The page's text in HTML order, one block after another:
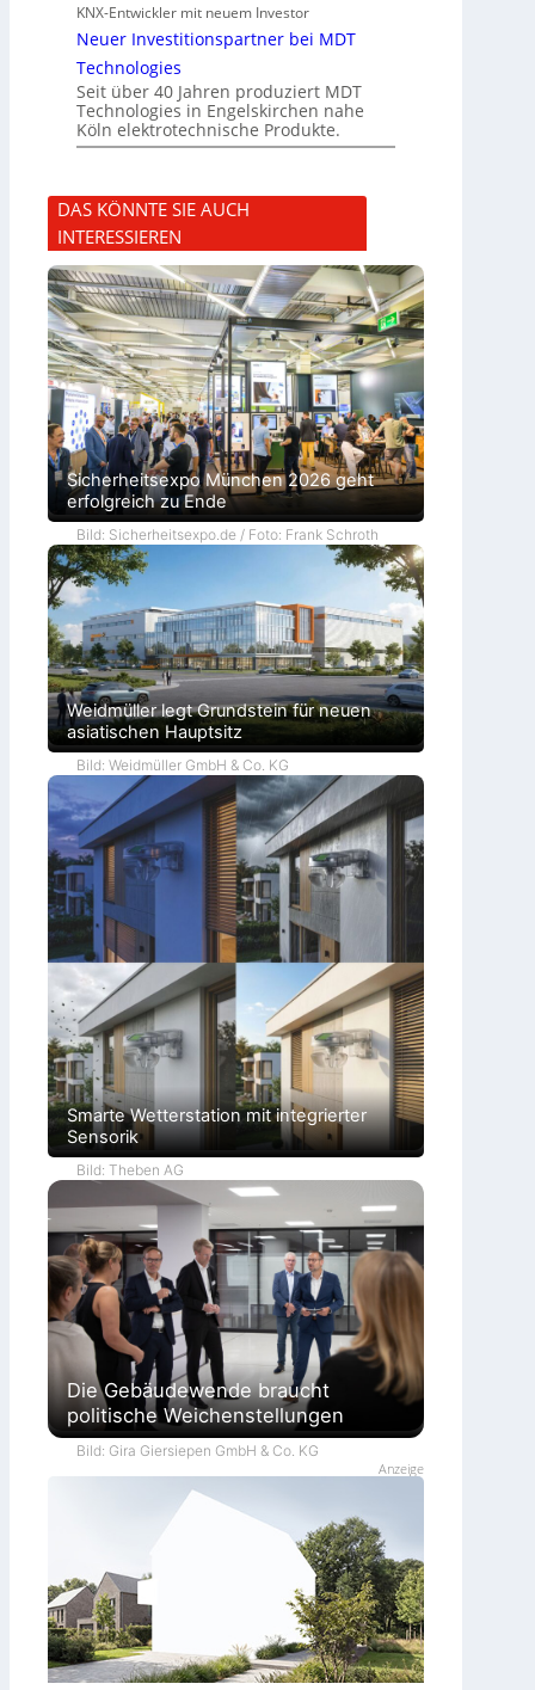
KNX-Entwickler mit neuem Investor
Neuer Investitionspartner bei MDT
Technologies
Seit über 40 Jahren produziert MDT
Technologies in Engelskirchen nahe
Köln elektrotechnische Produkte.
DAS KÖNNTE SIE AUCH
INTERESSIEREN
Sicherheitsexpo München 2026 geht
erfolgreich zu Ende
Bild: Sicherheitsexpo.de / Foto: Frank Schroth
Weidmüller legt Grundstein für neuen
asiatischen Hauptsitz
Bild: Weidmüller GmbH & Co. KG
Smarte Wetterstation mit integrierter
Sensorik
Bild: Theben AG
Die Gebäudewende braucht
politische Weichenstellungen
Bild: Gira Giersiepen GmbH & Co. KG
Anzeige